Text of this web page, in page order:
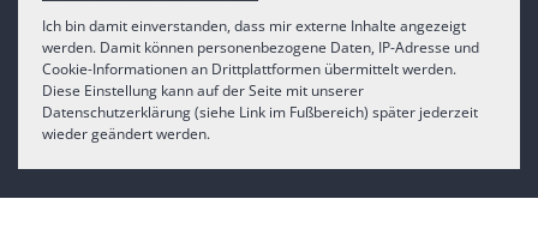
Ich bin damit einverstanden, dass mir externe Inhalte angezeigt
werden. Damit können personenbezogene Daten, IP-Adresse und
Cookie-Informationen an Drittplattformen übermittelt werden.
Diese Einstellung kann auf der Seite mit unserer
Datenschutzerklärung (siehe Link im Fußbereich) später jederzeit
wieder geändert werden.